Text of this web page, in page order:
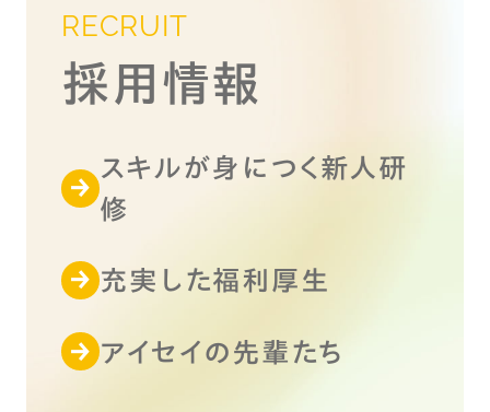
RECRUIT
採用情報
スキルが身につく新人研
修
充実した福利厚生
アイセイの先輩たち